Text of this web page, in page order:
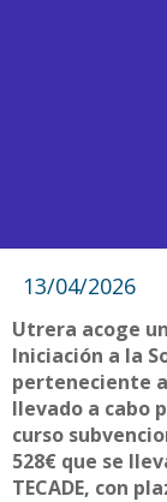
13/04/2026
Utrera acoge
Iniciación a la
perteneciente
llevado a cabo
curso
528€ que se
TECADE, con